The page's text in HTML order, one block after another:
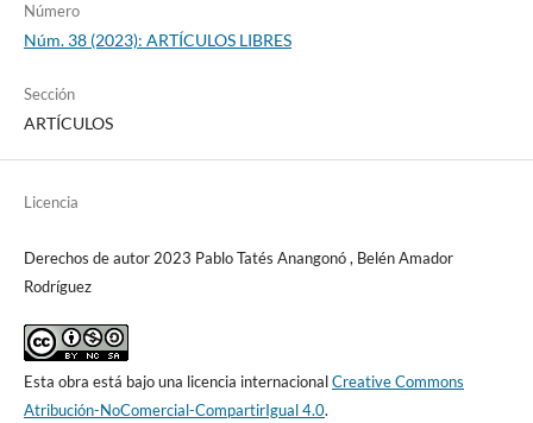
Número
Núm. 38 (2023): ARTÍCULOS LIBRES
Sección
ARTÍCULOS
Licencia
Derechos de autor 2023 Pablo Tatés Anangonó , Belén Amador
Rodríguez
Esta obra está bajo una licencia internacionalCreative Commons
Atribución-NoComercial-CompartirIgual 4.0.